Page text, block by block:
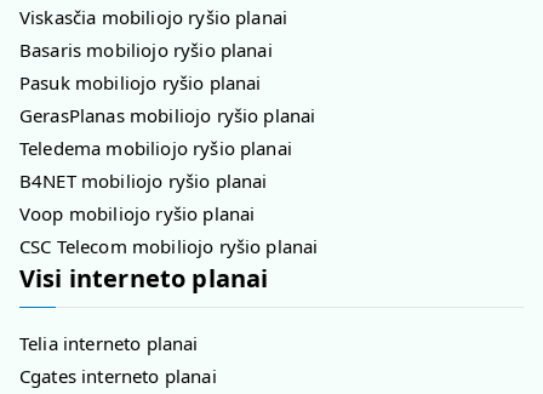
Viskasčia mobiliojo ryšio planai
Basaris mobiliojo ryšio planai
Pasuk mobiliojo ryšio planai
GerasPlanas mobiliojo ryšio planai
Teledema mobiliojo ryšio planai
B4NET mobiliojo ryšio planai
Voop mobiliojo ryšio planai
CSC Telecom mobiliojo ryšio planai
Visi interneto planai
Telia interneto planai
Cgates interneto planai